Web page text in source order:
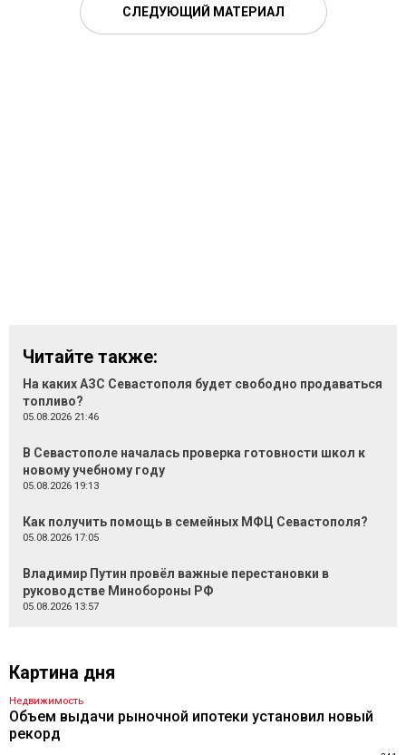
СЛЕДУЮЩИЙ МАТЕРИАЛ
Читайте также:
На каких АЗС Севастополя будет свободно продаваться
топливо?
05.08.2026 21:46
В Севастополе началась проверка готовности школ к
новому учебному году
05.08.2026 19:13
Как получить помощь в семейных МФЦ Севастополя?
05.08.2026 17:05
Владимир Путин провёл важные перестановки в
руководстве Минобороны РФ
05.08.2026 13:57
Картина дня
Недвижимость
Объем выдачи рыночной ипотеки установил новый
рекорд